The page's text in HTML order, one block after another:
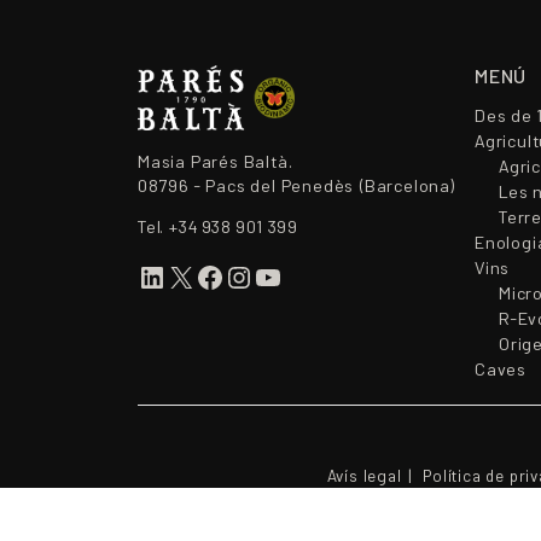
Masia Parés Baltà.
08796 - Pacs del Penedès (Barcelona)
Tel. +34 938 901 399
LinkedIn
X Facebook
Instagram
YouTube
MENÚ
Des de
Les
Vins
R-
Caves
Avís legal Política de